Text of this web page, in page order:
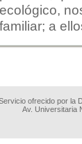
ecológico,
familiar; a
ofrecido por la
Av. Universitaria